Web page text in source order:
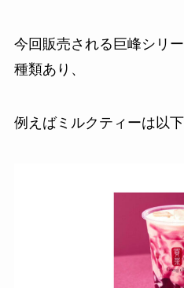
今回販売される巨峰シリ
種類あり、
例えばミルクティーは以